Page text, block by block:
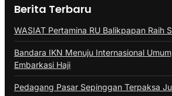
Berita Terbaru
WASIAT Pertamina RU Balikpapan Raih
Bandara IKN Menuju Internasional
Embarkasi Haji
Pedagang Pasar Sepinggan Terpaksa